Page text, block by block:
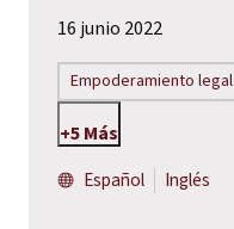
16 junio 2022
Empoderamiento legal
+5 Más
Español
Inglés